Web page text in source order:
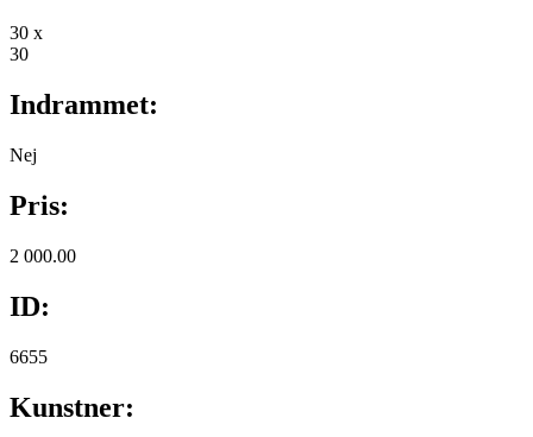
30 x
30
Indrammet:
Nej
Pris:
2 000.00
ID:
6655
Kunstner: